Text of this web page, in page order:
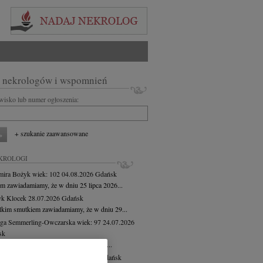
nekrologów i wspomnień
lub numer ogłoszenia:
+ szukanie zaawansowane
Bożyk wiek: 10204.08.2026Gdańsk
zawiadamiamy, że w dniu 25 lipca 2026...
Klocek 28.07.2026Gdańsk
smutkiem zawiadamiamy, że w dniu 29...
Semmerling-Owczarskawiek: 9724.07.2026
żalem zawiadamiamy, że dnia 20...
Gdańsk